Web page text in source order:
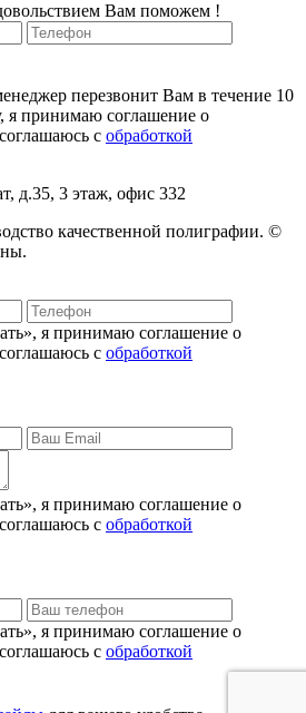
Вам поможем !
перезвонит Вам в течение 10
я принимаю соглашение о
с обработкой
д.35, 3 этаж, офис 332
качественной полиграфии. ©
я принимаю соглашение о
с обработкой
я принимаю соглашение о
с обработкой
я принимаю соглашение о
с обработкой